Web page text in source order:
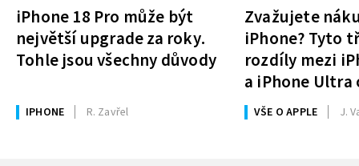
iPhone 18 Pro může být
největší upgrade za roky.
Tohle jsou všechny důvody
IPHONE R. Zavřel
Zvažujete
iPhone? Tyto
rozdíly mezi
a iPhone Ultra
rozhodnutí
VŠE O APPLE J.